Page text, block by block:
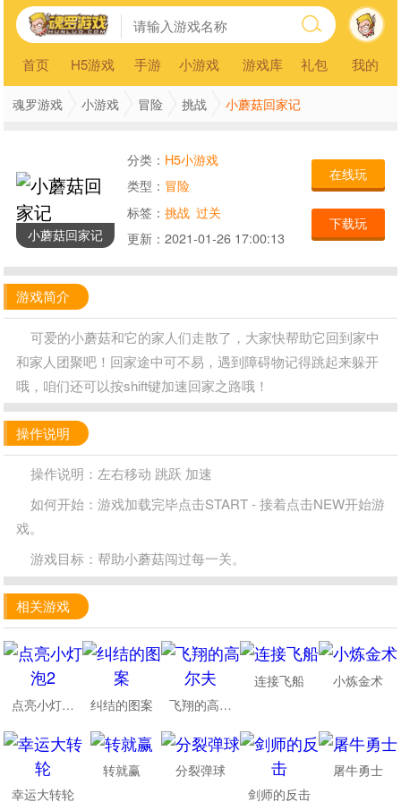
首页 H5游戏 手游 小游戏 游戏库 礼包 我的
魂罗游戏 小游戏 冒险 挑战 小蘑菇回家记
小蘑菇回家记
分类： H5小游戏
类型： 冒险
标签： 挑战 过关
更新： 2021-01-26 17:00:13
在线玩
下载玩
游戏简介
可爱的小蘑菇和它的家人们走散了，大家快帮助它回到家中
和家人团聚吧！回家途中可不易，遇到障碍物记得跳起来躲开
哦，咱们还可以按shift键加速回家之路哦！
操作说明
操作说明：左右移动 跳跃 加速
如何开始：游戏加载完毕点击START - 接着点击NEW开始游
戏。
游戏目标：帮助小蘑菇闯过每一关。
相关游戏
点亮小灯泡2 纠结的图案 飞翔的高尔夫
连接飞船 小炼金术
幸运大转轮
转就赢
分裂弹球
剑师的反击
屠牛勇士